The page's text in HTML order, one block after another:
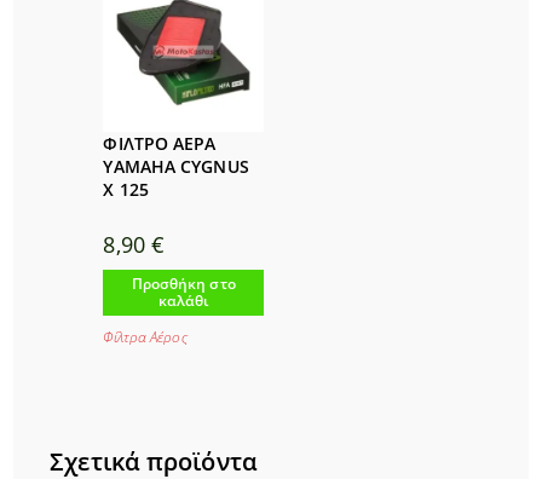
ΦΙΛΤΡΟ ΑΕΡΑ
YAMAHA CYGNUS
X 125
8,90 €
Προσθήκη στο
καλάθι
Φίλτρα Αέρος
Σχετικά προϊόντα